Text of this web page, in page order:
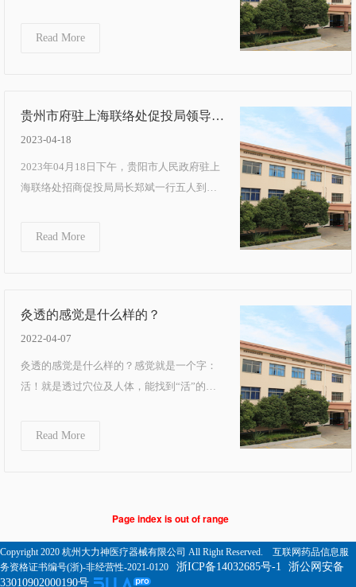
Read More
贵州市府驻上海联络处促投局领导莅
临公司参观考察
2023-04-18
2023年04月18日下午，贵阳市人民政府驻上
海联络处招商促投局局长郑斌一行五人到公
Read More
灸透的感觉是什么样的？
2022-04-07
灸透的感觉是什么样的？感觉就是一个字：
活！就是透过穴位及人体，能找到“活”的感
Read More
Page index is out of range
Copyright 2020 杭州大力神医疗器械有限公司 All Right Reserved. 互联网药品信息服
务资格证书编号(浙)-非经营性-2021-0120
浙ICP备14032685号-1
浙公网安备
33010902000190号